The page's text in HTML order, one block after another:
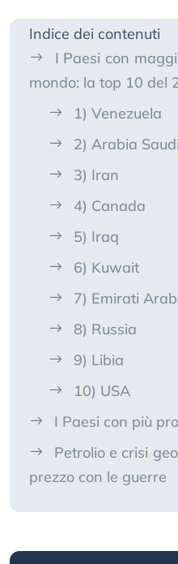
Indice dei contenuti
I Paesi con
mondo: la top 10 del
1) Venezuela
2) Arabia
3) Iran
4) Canada
5) Iraq
6) Kuwait
7) Emirati
8) Russia
9) Libia
10) USA
I Paesi con più
Petrolio e crisi
prezzo con le guerre